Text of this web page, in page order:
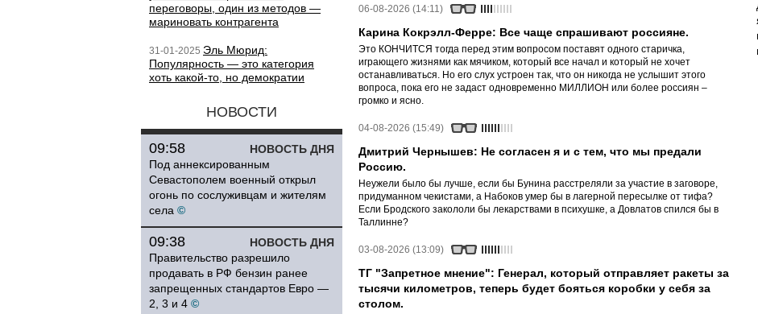
переговоры, один из методов —
мариновать контрагента
31-01-2025 Эль Мюрид:
Популярность — это категория
хоть какой-то, но демократии
НОВОСТИ
НОВОСТЬ ДНЯ
09:58
Под аннексированным
Севастополем военный открыл
огонь по сослуживцам и жителям
села ©
НОВОСТЬ ДНЯ
09:38
Правительство разрешило
продавать в РФ бензин ранее
запрещенных стандартов Евро —
2, 3 и 4 ©
06-08-2026 (14:11)
Карина Кокрэлл-Ферре: Все чаще спрашивают россияне.
Это КОНЧИТСЯ тогда перед этим вопросом поставят одного старичка,
играющего жизнями как мячиком, который все начал и который не хочет
останавливаться. Но его слух устроен так, что он никогда не услышит этого
вопроса, пока его не задаст одновременно МИЛЛИОН или более россиян –
громко и ясно.
04-08-2026 (15:49)
Дмитрий Чернышев: Не согласен я и с тем, что мы предали
Россию.
Неужели было бы лучше, если бы Бунина расстреляли за участие в заговоре,
придуманном чекистами, а Набоков умер бы в лагерной пересылке от тифа?
Если Бродского закололи бы лекарствами в психушке, а Довлатов спился бы в
Таллинне?
03-08-2026 (13:09)
ТГ "Запретное мнение": Генерал, который отправляет ракеты за
тысячи километров, теперь будет бояться коробки у себя за
столом.